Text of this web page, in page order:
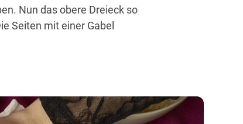
Nun das obere Dreieck so
Seiten mit einer Gabel